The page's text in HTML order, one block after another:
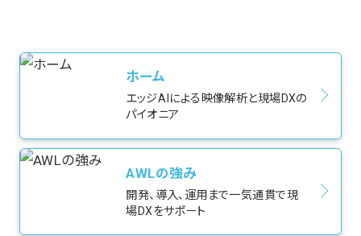
ホーム
エッジAIによる映像解析と現場DXの
パイオニア
AWLの強み
開発、導入、運用まで一気通貫で現
場DXをサポート